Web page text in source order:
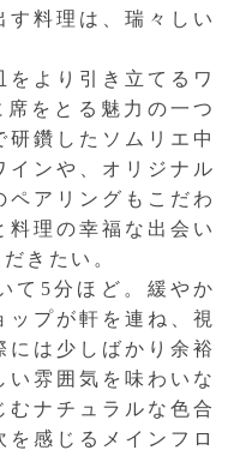
す料理は、瑞々しい
より引き立てるワ
をとる魅力の一つ
鑽したソムリエ中
インや、オリジナル
ペアリングもこだわ
料理の幸福な出会い
きたい。
て5分ほど。緩やか
プが軒を連ね、視
には少しばかり余裕
い雰囲気を味わいな
むナチュラルな色合
感じるメインフロ